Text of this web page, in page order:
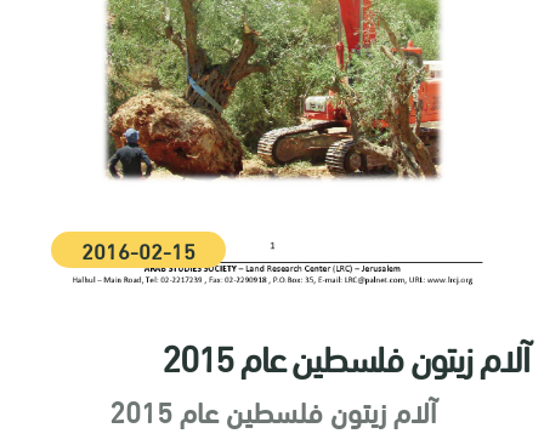
2016-02-15
آلام زيتون فلسطين عام 2015
آلام زيتون فلسطين عام 2015